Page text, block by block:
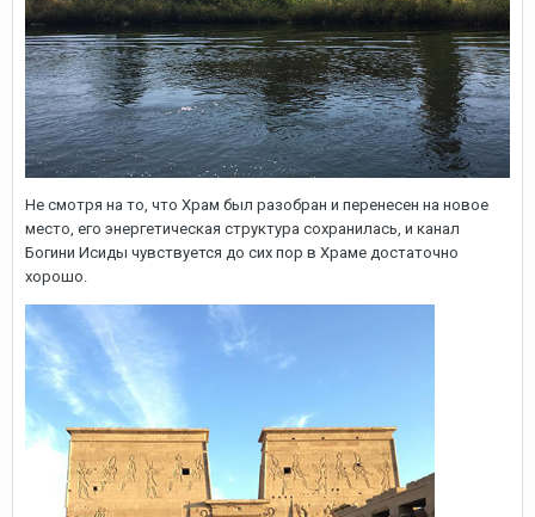
Не смотря на то, что Храм был разобран и перенесен на новое
место, его энергетическая структура сохранилась, и канал
Богини Исиды чувствуется до сих пор в Храме достаточно
хорошо.